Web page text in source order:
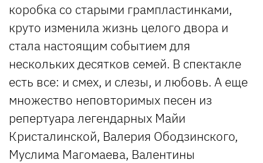
коробка со старыми грампластинками,
круто изменила жизнь целого двора и
стала настоящим событием для
нескольких десятков семей. В спектакле
есть все: и смех, и слезы, и любовь. А еще
множество неповторимых песен из
репертуара легендарных Майи
Кристалинской, Валерия Ободзинского,
Муслима Магомаева, Валентины